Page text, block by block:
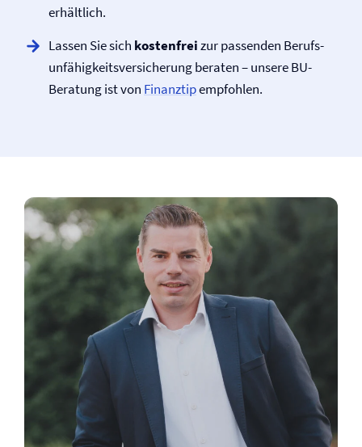
erhältlich.
Lassen Sie sich kostenfreizur passenden Berufs­
unfähigkeits­versicherung beraten – unsere BU-
Beratung ist von Finanztipempfohlen.